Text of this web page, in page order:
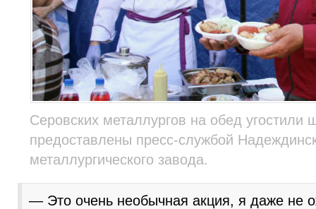
Серовских металлургов на обед
предоставлены пресс-службой
металлургического завода.
— Это очень необычная акция, я даже не